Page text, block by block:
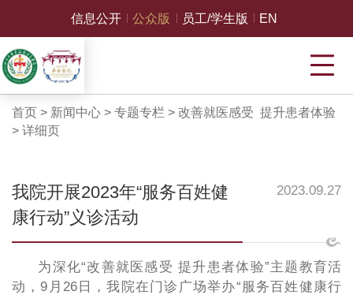
信息公开 公众版 员工/学生版 EN
首页 > 新闻中心> 专题专栏 > 改善就医感受 提升患者体验
> 详细页
我院开展2023年“服务百姓健
康行动”义诊活动
2023.09.27
为深化“改善就医感受 提升患者体验”主题教育活
动，9月26日，我院在门诊广场举办“服务百姓健康行